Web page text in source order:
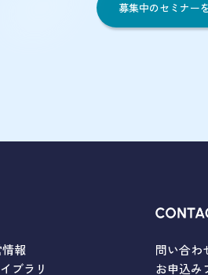
募集中のセミナー
報
ブラリ
問い合わ
お申込み